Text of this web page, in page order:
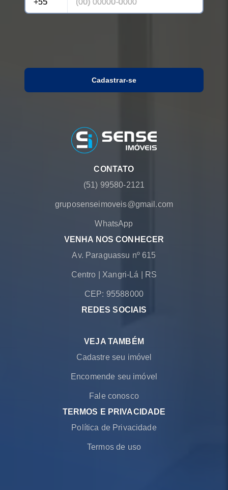
Cadastrar-se
CONTATO
(51) 99580-2121
gruposenseimoveis@gmail.com
WhatsApp
VENHA NOS CONHECER
Av. Paraguassu nº 615
Centro Xangri-Lá RS
CEP: 95588000
REDES SOCIAIS
VEJA TAMBÉM
Cadastre seu imóvel
Encomende seu imóvel
Fale conosco
TERMOS E PRIVACIDADE
Política de Privacidade
Termos de uso